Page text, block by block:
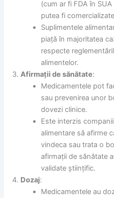
(cum ar fi FDA în
putea fi
Suplimentele
piață în majoritatea
respecte
alimentelor.
Afirmații de sănătate:
Medicamentele pot
sau prevenirea unor
dovezi clinice.
Este interzis
alimentare să afirme
vindeca sau trata o
afirmații de sănătate
validate științific.
Dozaj:
Medicamentele au